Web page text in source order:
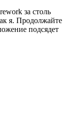
за столь
я. Продолжайте
подсядет